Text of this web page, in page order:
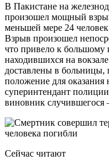
В Пакистане на
произошел мощный
меньшей мере 24
Взрыв произошел
что привело к большому
находившихся на
доставлены в больницы,
положение для
суперинтендант
виновник случившегося
Сейчас читают